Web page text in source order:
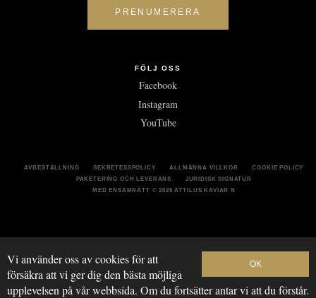
OK
Vi använder oss av cookies för att
försäkra att vi ger dig den bästa möjliga
upplevelsen på vår webbsida. Om du fortsätter antar vi att du förstår.
FÖLJ OSS
Facebook
Instagram
YouTube
AVBESTÄLLNING SEKRETESSPOLICY ALLMÄNNA VILLKOR
COOKIE POLICY
PAKETERING OCH LEVERANS
JURIDISK SIGNATUR
MED ENSAMRÄTT © 2026 ATTILUS KAVIAR N